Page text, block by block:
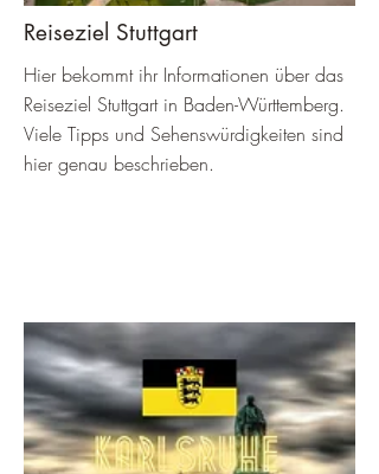
Reiseziel Stuttgart
Hier bekommt ihr Informationen über das
Reiseziel Stuttgart in Baden-Württemberg.
Viele Tipps und Sehenswürdigkeiten sind
hier genau beschrieben.